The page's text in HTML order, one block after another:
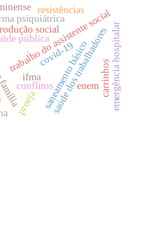
trabalho do assistente social
saúde dos trabalhadoresemergência hospitalar
social
psiquiátrica
enem
saneamento básico
pública
.
conflitos
resistências
covid-19
proeja
ifma carrinhos